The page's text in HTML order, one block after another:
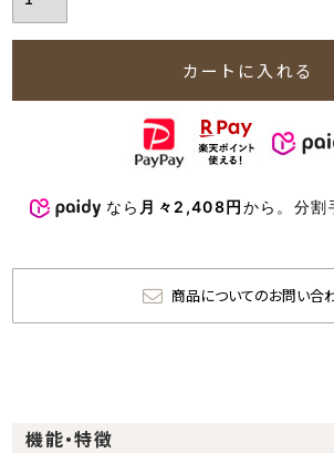
カートに入れる
なら 月々2,408円 から。分
商品についてのお問い合
機能・特徴